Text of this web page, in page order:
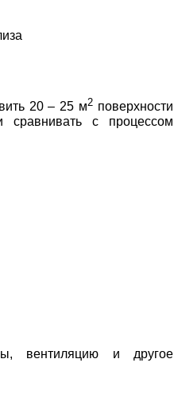
20 – 25 м2 поверхности
сравнивать с процессом
вентиляцию и другое